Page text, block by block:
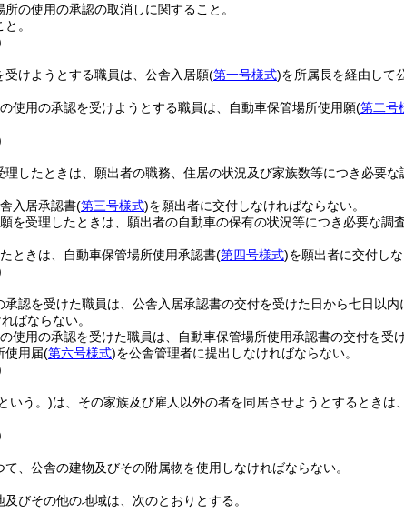
の使用の承認の取消しに関すること。
。
けようとする職員は、公舎入居願(第一号様式)を所属長を経由して
使用の承認を受けようとする職員は、自動車保管場所使用願(第二号
理したときは、願出者の職務、住居の状況及び家族数等につき必要
入居承認書(第三号様式)を願出者に交付しなければならない。
を受理したときは、願出者の自動車の保有の状況等につき必要な調
ときは、自動車保管場所使用承認書(第四号様式)を願出者に交付し
認を受けた職員は、公舎入居承認書の交付を受けた日から七日以
ばならない。
使用の承認を受けた職員は、自動車保管場所使用承認書の交付を受
使用届(第六号様式)を公舎管理者に提出しなければならない。
いう。)は、その家族及び雇人以外の者を同居させようとするときは
、公舎の建物及びその附属物を使用しなければならない。
びその他の地域は、次のとおりとする。